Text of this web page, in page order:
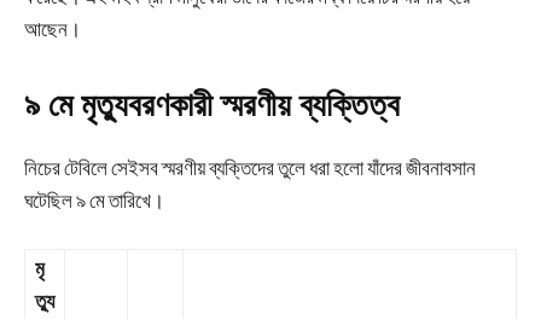
আছেন।
৯ মে মৃত্যুবরণকারী স্মরণীয় ব্যক্তিত্ব
নিচের টেবিলে সেইসব স্মরণীয় ব্যক্তিদের তুলে ধরা হলো যাঁদের জীবনাবসান
ঘটেছিল ৯ মে তারিখে।
মৃ
ত্যু